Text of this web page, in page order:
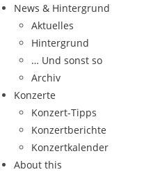
News & Hintergrund
Aktuelles
Hintergrund
… Und sonst so
Archiv
Konzerte
Konzert-Tipps
Konzertberichte
Konzertkalender
About this